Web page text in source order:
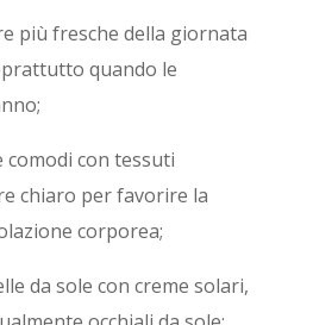
più fresche della giornata
quando le
con tessuti
chiaro per favorire la
corporea;
da sole con creme solari,